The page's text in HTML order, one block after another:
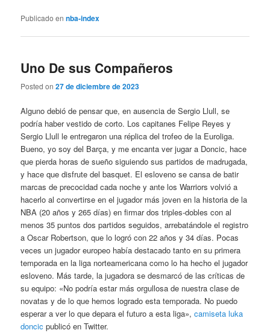
Publicado en nba-index
Uno De sus Compañeros
Posted on27 de diciembre de 2023
Alguno debió de pensar que, en ausencia de Sergio Llull, se
podría haber vestido de corto. Los capitanes Felipe Reyes y
Sergio Llull le entregaron una réplica del trofeo de la Euroliga.
Bueno, yo soy del Barça, y me encanta ver jugar a Doncic, hace
que pierda horas de sueño siguiendo sus partidos de madrugada,
y hace que disfrute del basquet. El esloveno se cansa de batir
marcas de precocidad cada noche y ante los Warriors volvió a
hacerlo al convertirse en el jugador más joven en la historia de la
NBA (20 años y 265 días) en firmar dos triples-dobles con al
menos 35 puntos dos partidos seguidos, arrebatándole el registro
a Oscar Robertson, que lo logró con 22 años y 34 días. Pocas
veces un jugador europeo había destacado tanto en su primera
temporada en la liga norteamericana como lo ha hecho el jugador
esloveno. Más tarde, la jugadora se desmarcó de las críticas de
su equipo: «No podría estar más orgullosa de nuestra clase de
novatas y de lo que hemos logrado esta temporada. No puedo
esperar a ver lo que depara el futuro a esta liga»,camiseta luka
doncic publicó en Twitter.